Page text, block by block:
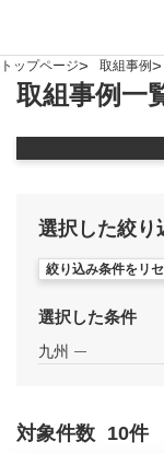
トップページ 取組事例
取組事例一
選択した絞り
絞り込み条件をリ
選択した条件
九州
対象件数 10件